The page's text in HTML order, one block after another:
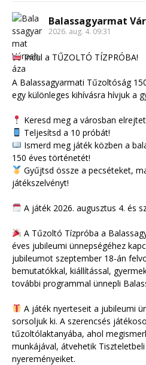
Balassagyarmat
2026. aug. 4. 09:31
Indul a TŰZOLTÓ TÍZPRÓBA!
A Balassagyarmati Tűzoltóság
egy különleges kihívásra hívjuk a
Keresd meg a városban
Teljesítsd a 10 próbát!
Ismerd meg játék közben a
150 éves történetét!
Gyűjtsd össze a pecséteket,
játékszelvényt!
A játék 2026. augusztus 4. és
A Tűzoltó Tízpróba a
éves jubileumi ünnepségéhez
jubileumot szeptember 18-án
bemutatókkal, kiállítással,
további programmal ünnepli
A játék nyerteseit a jubileumi
sorsoljuk ki. A szerencsés
tűzoltólaktanyába, ahol
munkájával, átvehetik
nyereményeiket.